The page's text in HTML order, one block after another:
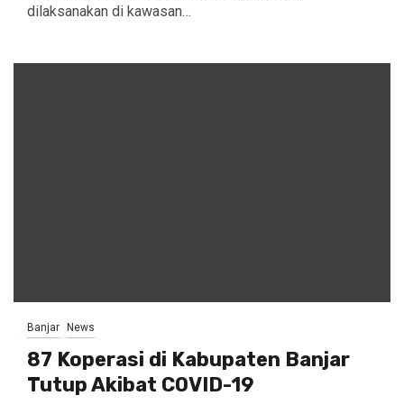
dilaksanakan di kawasan…
Banjar News
87 Koperasi di Kabupaten Banjar
Tutup Akibat COVID-19